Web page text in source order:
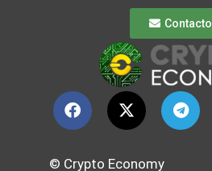
Contacto
© Crypto Economy